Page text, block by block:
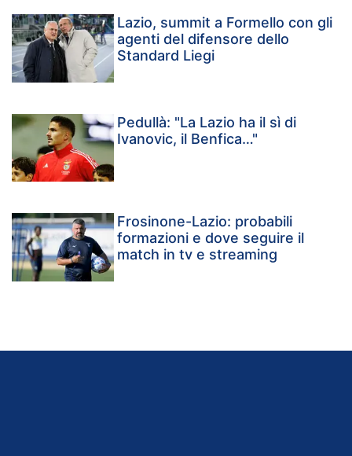
Lazio, summit a Formello con gli
agenti del difensore dello
Standard Liegi
Pedullà: "La Lazio ha il sì di
Ivanovic, il Benfica…"
Frosinone-Lazio: probabili
formazioni e dove seguire il
match in tv e streaming